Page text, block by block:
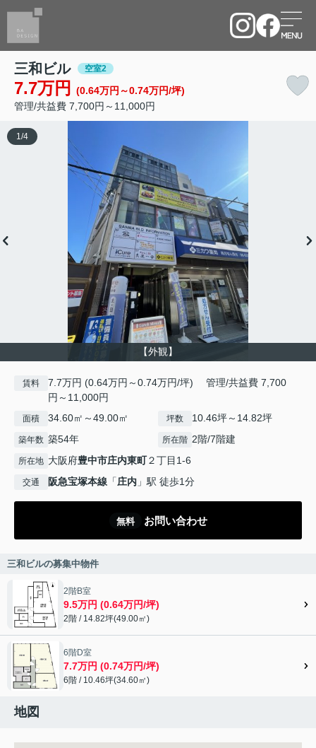
三和ビル 空室2
7.7万円
(0.64万円～0.74万円/坪)
管理/共益費 7,700円～11,000円
【外観】
1 /4
賃料
7.7万円 (0.64万円～0.74万円/坪) 管理/共益費 7,700
円～11,000円
面積 34.60㎡～49.00㎡ 坪数 10.46坪～14.82坪
築年数 築54年 所在階 2階/7階建
所在地 大阪府豊中市庄内東町２丁目1-6
交通 阪急宝塚本線 「庄内 」駅 徒歩1分
無料 お問い合わせ
三和ビルの募集中物件
2階B室
9.5万円 (0.64万円/坪)
2階 / 14.82坪(49.00㎡)
6階D室
7.7万円 (0.74万円/坪)
6階 / 10.46坪(34.60㎡)
地図